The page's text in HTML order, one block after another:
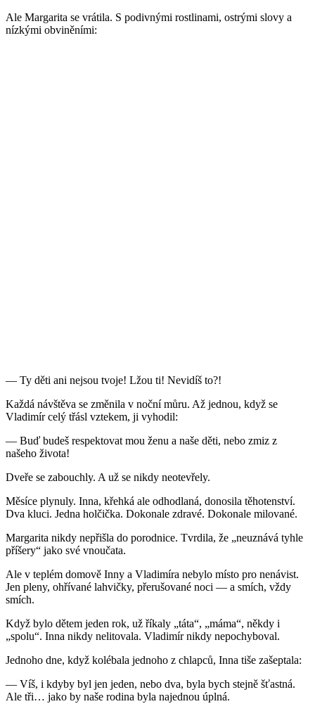
Ale Margarita se vrátila. S podivnými rostlinami, ostrými slovy a
nízkými obviněními:
— Ty děti ani nejsou tvoje! Lžou ti! Nevidíš to?!
Každá návštěva se změnila v noční můru. Až jednou, když se
Vladimír celý třásl vztekem, ji vyhodil:
— Buď budeš respektovat mou ženu a naše děti, nebo zmiz z
našeho života!
Dveře se zabouchly. A už se nikdy neotevřely.
Měsíce plynuly. Inna, křehká ale odhodlaná, donosila těhotenství.
Dva kluci. Jedna holčička. Dokonale zdravé. Dokonale milované.
Margarita nikdy nepřišla do porodnice. Tvrdila, že „neuznává tyhle
příšery“ jako své vnoučata.
Ale v teplém domově Inny a Vladimíra nebylo místo pro nenávist.
Jen pleny, ohřívané lahvičky, přerušované noci — a smích, vždy
smích.
Když bylo dětem jeden rok, už říkaly „táta“, „máma“, někdy i
„spolu“. Inna nikdy nelitovala. Vladimír nikdy nepochyboval.
Jednoho dne, když kolébala jednoho z chlapců, Inna tiše zašeptala:
— Víš, i kdyby byl jen jeden, nebo dva, byla bych stejně šťastná.
Ale tři… jako by naše rodina byla najednou úplná.